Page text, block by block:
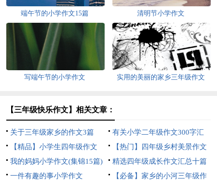
端午节的小学作文15篇 清明节小学作文
写端午节的小学作文
实用的美丽的家乡三年级作文
【三年级快乐作文】相关文章：
关于三年级家乡的作文3篇
有关小学二年级作文300字汇
编9篇
【精品】小学生四年级作文
300字合集十篇
【热门】四年级乡村美景作文
四篇
我的妈妈小学作文(集锦15篇)
精选四年级成长作文汇总十篇
一件有趣的事小学作文
【必备】家乡的小河三年级作